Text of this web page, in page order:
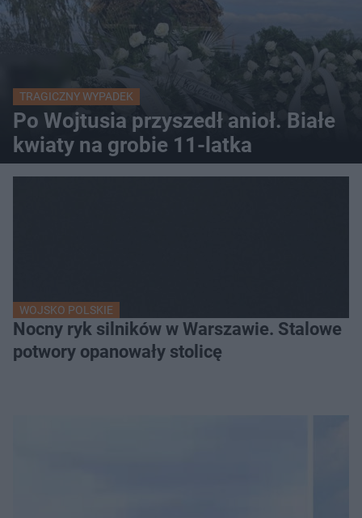
TRAGICZNY WYPADEK
Po Wojtusia przyszedł anioł. Białe
kwiaty na grobie 11-latka
WOJSKO POLSKIE
Nocny ryk silników w Warszawie. Stalowe
potwory opanowały stolicę